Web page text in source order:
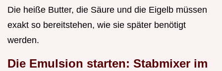
Die heiße Butter, die Säure und die Eigelb müssen
exakt so bereitstehen, wie sie später benötigt
werden.
Die Emulsion starten: Stabmixer im